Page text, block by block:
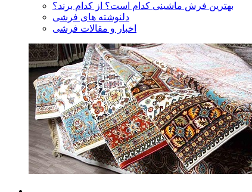
بهترین فرش ماشینی کدام است؟ از کدام برند؟
دلنوشته های فرشی
اخبار و مقالات فرشی